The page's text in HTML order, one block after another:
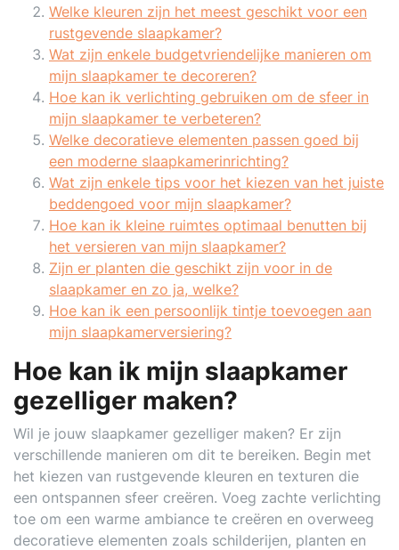
Welke kleuren zijn het meest geschikt voor een
rustgevende slaapkamer?
Wat zijn enkele budgetvriendelijke manieren om
mijn slaapkamer te decoreren?
Hoe kan ik verlichting gebruiken om de sfeer in
mijn slaapkamer te verbeteren?
Welke decoratieve elementen passen goed bij
een moderne slaapkamerinrichting?
Wat zijn enkele tips voor het kiezen van het juiste
beddengoed voor mijn slaapkamer?
Hoe kan ik kleine ruimtes optimaal benutten bij
het versieren van mijn slaapkamer?
Zijn er planten die geschikt zijn voor in de
slaapkamer en zo ja, welke?
Hoe kan ik een persoonlijk tintje toevoegen aan
mijn slaapkamerversiering?
Hoe kan ik mijn slaapkamer
gezelliger maken?
Wil je jouw slaapkamer gezelliger maken? Er zijn
verschillende manieren om dit te bereiken. Begin met
het kiezen van rustgevende kleuren en texturen die
een ontspannen sfeer creëren. Voeg zachte verlichting
toe om een warme ambiance te creëren en overweeg
decoratieve elementen zoals schilderijen, planten en